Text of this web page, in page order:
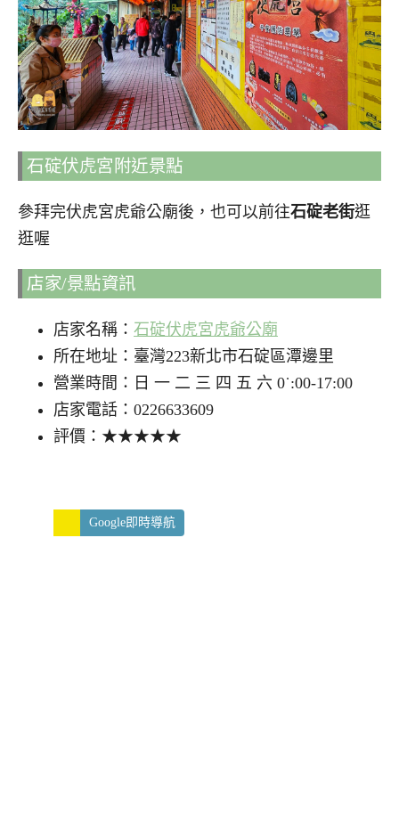
石碇伏虎宮附近景點
參拜完伏虎宮虎爺公廟後，也可以前往石碇老街逛
逛喔
店家/景點資訊
店家名稱： 石碇伏虎宮虎爺公廟
所在地址：臺灣223新北市石碇區潭邊里
營業時間：日 一 二 三 四 五 六 0˙:00-17:00
店家電話：0226633609
評價：★★★★★
Google即時導航